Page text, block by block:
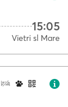
15:05
Vietri sl Mare